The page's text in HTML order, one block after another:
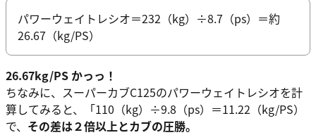
パワーウェイトレシオ＝232（kg）÷8.7（ps）＝約
26.67（kg/PS）
26.67kg/PS かっっ！
ちなみに、スーパーカブC125のパワーウェイトレシオを計
算してみると、「110（kg）÷9.8（ps）＝11.22（kg/PS）
で、 その差は２倍以上とカブの圧勝。